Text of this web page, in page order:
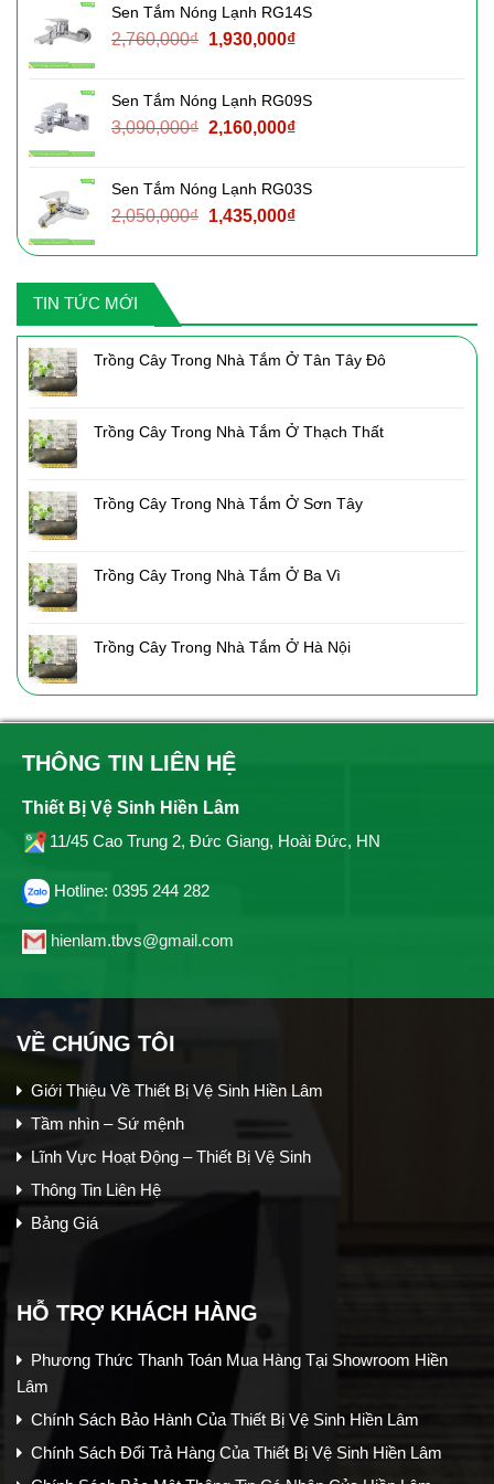
2,220,000₫.là:
1,550,000₫.
Sen Tắm Nóng Lạnh RG14S
2,760,000₫ Giá
2,760,000₫.
1,930,000₫Giá
là:
1,930,000₫.
Sen Tắm Nóng Lạnh RG09S
3,090,000₫ Giá
3,090,000₫.
2,160,000₫Giá
là:
2,160,000₫.
Sen Tắm Nóng Lạnh RG03S
2,050,000₫ Giá
là:
1,435,000₫Giá
tại
TIN TỨC MỚI
Trồng Cây Trong Nhà Tắm Ở Tân Tây Đô
Trồng Cây Trong Nhà Tắm Ở Thạch Thất
Trồng Cây Trong Nhà Tắm Ở Sơn Tây
Trồng Cây Trong Nhà Tắm Ở Ba Vì
Trồng Cây Trong Nhà Tắm Ở Hà Nội
THÔNG TIN LIÊN HỆ
Thiết Bị Vệ Sinh Hiền Lâm
11/45 Cao Trung 2, Đức Giang, Hoài Đức, HN
Hotline: 0395 244 282
hienlam.tbvs@gmail.com
VỀ CHÚNG TÔI
Giới Thiệu Về Thiết Bị Vệ Sinh Hiền Lâm
Tầm nhìn – Sứ mệnh
Lĩnh Vực Hoạt Động – Thiết Bị Vệ Sinh
Thông Tin Liên Hệ
Bảng Giá
HỖ TRỢ KHÁCH HÀNG
Phương Thức Thanh Toán Mua Hàng Tại Showroom Hiền
Lâm
Chính Sách Bảo Hành Của Thiết Bị Vệ Sinh Hiền Lâm
Chính Sách Đổi Trả Hàng Của Thiết Bị Vệ Sinh Hiền Lâm